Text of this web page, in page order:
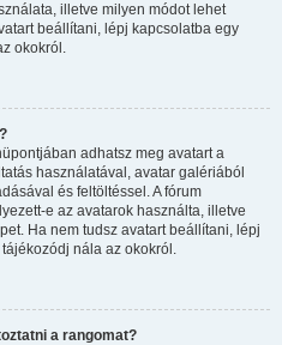
illetve milyen módot lehet
beállítani, lépj kapcsolatba egy
okokról.
adhatsz meg avatart a
használatával, avatar galériából
és feltöltéssel. A fórum
e az avatarok használta, illetve
Ha nem tudsz avatart beállítani, lépj
nála az okokról.
a rangomat?